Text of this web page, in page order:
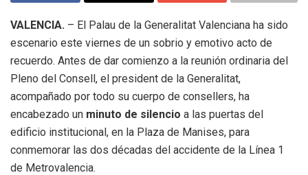
VALENCIA. – El Palau de la Generalitat Valenciana ha sido
escenario este viernes de un sobrio y emotivo acto de
recuerdo. Antes de dar comienzo a la reunión ordinaria del
Pleno del Consell, el president de la Generalitat,
acompañado por todo su cuerpo de consellers, ha
encabezado un minuto de silencio a las puertas del
edificio institucional, en la Plaza de Manises, para
conmemorar las dos décadas del accidente de la Línea 1
de Metrovalencia.